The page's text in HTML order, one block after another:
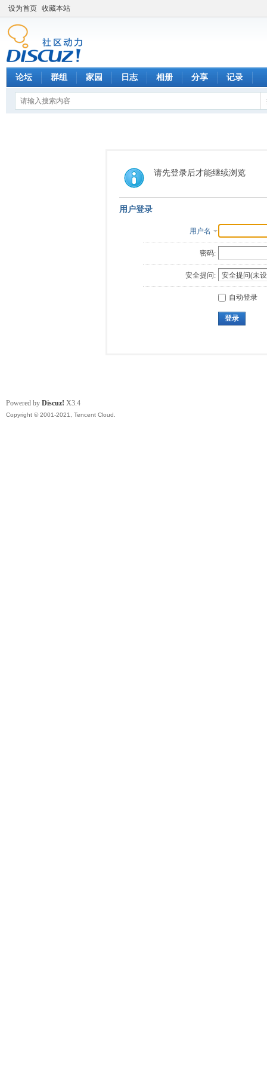
设为首页 收藏本站
论坛 群组 家园 日志 相册 分享 记录
请先登录后才能继续浏览
用户登录
用户名
密码:
安全提问:
自动登录
登录
Powered by Discuz! X3.4
Copyright © 2001-2021, Tencent Cloud.